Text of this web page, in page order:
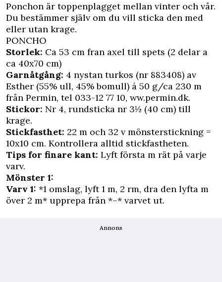
Ponchon är toppenplagget mellan vinter och vår.
Du bestämmer själv om du vill sticka den med
eller utan krage.
PONCHO
Storlek: Ca 53 cm fran axel till spets (2 delar a
ca 40x70 cm)
Garnåtgång: 4 nystan turkos (nr 883408) av
Esther (55% ull, 45% bomull) á 50 g/ca 230 m
från Permin, tel 033-12 77 10, ww.permin.dk.
Stickor: Nr 4, rundsticka nr 3½ (40 cm) till
krage.
Stickfasthet: 22 m och 32 v mönsterstickning =
10x10 cm. Kontrollera alltid stickfastheten.
Tips for finare kant: Lyft första m rät på varje
varv.
Mönster 1:
Varv 1: *1 omslag, lyft 1 m, 2 rm, dra den lyfta m
över 2 m* upprepa från *–* varvet ut.
Annons